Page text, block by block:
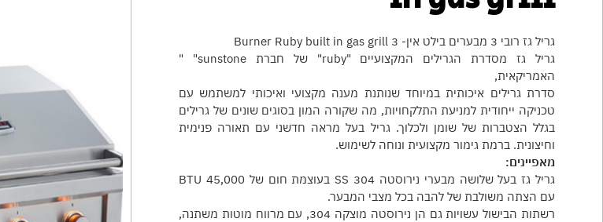
גריל גז רובי 3 מבערים בילט אין- 3 Burner Ruby built in gas grill
גריל גז מסדרת הגרילים המקצועיים "ruby" של חברת sunstone" "
האמריקאית,
סדרת גרילים איכותית במיוחד שנותנת מענה מקצועי ואיכותי למשתמש עם
טכניקה ייחודית למניעת התלקחויות, מה שקורה המון בסוגים שונים של גרילים
בגלל הצטברות של שומן ולכלוך. גריל בעל מראה חדשני עם תאורה פנימית
וחיצונית. ברמת גימור מקצועית ונוחה לשימוש.
מאפיינים:
גריל גז בעל שלושה מבערי נירוסטה 304 SS בעוצמת חום של BTU 45,000
עם הצתה משולבת של להבה בכל מצבי המבער.
רשתות הבישול עשויות גם הן נירוסטה מוצקה 304, עם מרווח מוטות משתנה,